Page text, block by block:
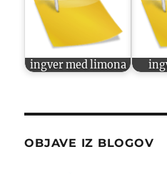
ingver med limona
OBJAVE IZ BLOGOV